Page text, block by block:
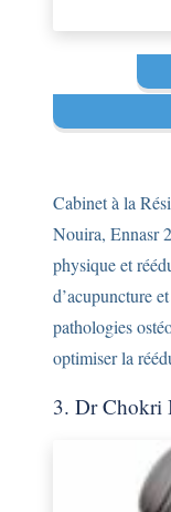
Cabinet à la
Nouira, Ennasr
physique et
d’acupuncture
pathologies
optimiser la
3. Dr Chokri